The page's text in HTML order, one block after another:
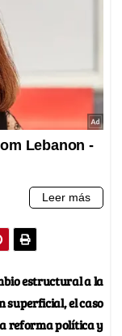
estructural a la
superficial, el caso
reforma política y